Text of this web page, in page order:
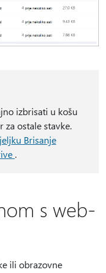
izbrisati u košu
za ostale stavke.
Brisanje
.
s web-
ili obrazovne